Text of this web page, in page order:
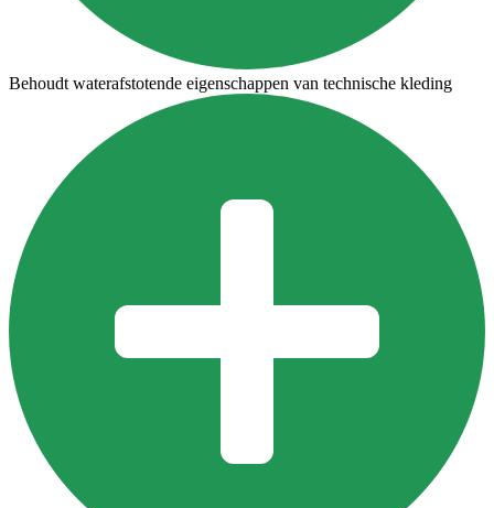
Behoudt waterafstotende eigenschappen van technische kleding